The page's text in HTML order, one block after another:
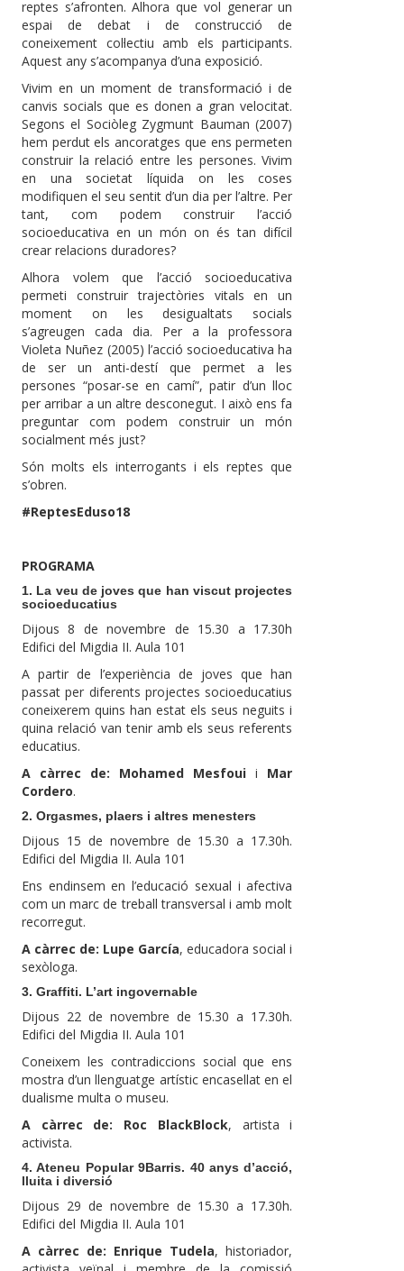
reptes s’afronten. Alhora que vol generar un
espai de debat i de construcció de
coneixement col·lectiu amb els participants.
Aquest any s’acompanya d’una exposició.
Vivim en un moment de transformació i de
canvis socials que es donen a gran velocitat.
Segons el Sociòleg Zygmunt Bauman (2007)
hem perdut els ancoratges que ens permeten
construir la relació entre les persones. Vivim
en una societat líquida on les coses
modifiquen el seu sentit d’un dia per l’altre. Per
tant, com podem construir l’acció
socioeducativa en un món on és tan difícil
crear relacions duradores?
Alhora volem que l’acció socioeducativa
permeti construir trajectòries vitals en un
moment on les desigualtats socials
s’agreugen cada dia. Per a la professora
Violeta Nuñez (2005) l’acció socioeducativa ha
de ser un anti-destí que permet a les
persones “posar-se en camí”, patir d’un lloc
per arribar a un altre desconegut. I això ens fa
preguntar com podem construir un món
socialment més just?
Són molts els interrogants i els reptes que
s’obren.
#ReptesEduso18
PROGRAMA
1. La veu de joves que han viscut projectes
socioeducatius
Dijous 8 de novembre de 15.30 a 17.30h
Edifici del Migdia II. Aula 101
A partir de l’experiència de joves que han
passat per diferents projectes socioeducatius
coneixerem quins han estat els seus neguits i
quina relació van tenir amb els seus referents
educatius.
A càrrec de: Mohamed Mesfoui i Mar
Cordero.
2. Orgasmes, plaers i altres menesters
Dijous 15 de novembre de 15.30 a 17.30h.
Edifici del Migdia II. Aula 101
Ens endinsem en l’educació sexual i afectiva
com un marc de treball transversal i amb molt
recorregut.
A càrrec de: Lupe García, educadora social i
sexòloga.
3. Graffiti. L’art ingovernable
Dijous 22 de novembre de 15.30 a 17.30h.
Edifici del Migdia II. Aula 101
Coneixem les contradiccions social que ens
mostra d’un llenguatge artístic encasellat en el
dualisme multa o museu.
A càrrec de: Roc BlackBlock, artista i
activista.
4. Ateneu Popular 9Barris. 40 anys d’acció,
lluita i diversió
Dijous 29 de novembre de 15.30 a 17.30h.
Edifici del Migdia II. Aula 101
A càrrec de: Enrique Tudela, historiador,